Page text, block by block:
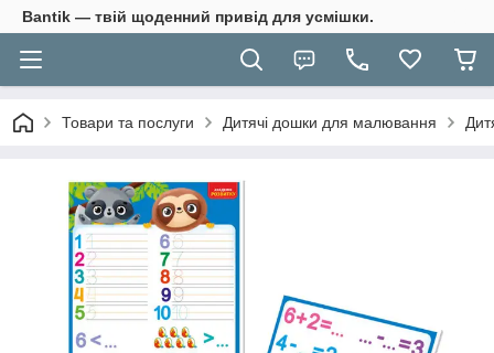
Bantik — твій щоденний привід для усмішки.
Товари та послуги Дитячі дошки для малювання